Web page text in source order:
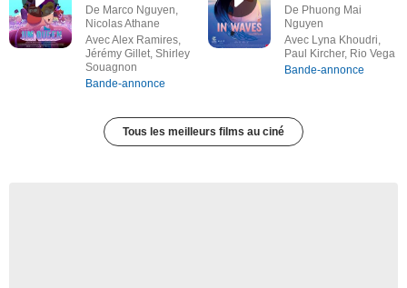
De Marco Nguyen,
Nicolas Athane
Avec Alex Ramires,
Jérémy Gillet, Shirley
Souagnon
Bande-annonce
De Phuong Mai
Nguyen
Avec Lyna Khoudri,
Paul Kircher, Rio Vega
Bande-annonce
Tous les meilleurs films au ciné